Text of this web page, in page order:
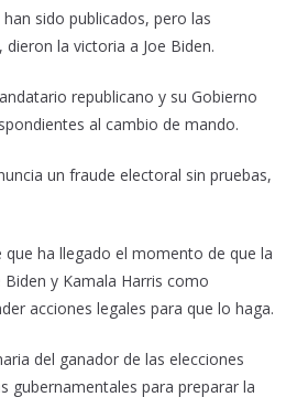
sido publicados, pero las
la victoria a Joe Biden.
republicano y su Gobierno
al cambio de mando.
un fraude electoral sin pruebas,
ha llegado el momento de que la
y Kamala Harris como
acciones legales para que lo haga.
del ganador de las elecciones
gubernamentales para preparar la